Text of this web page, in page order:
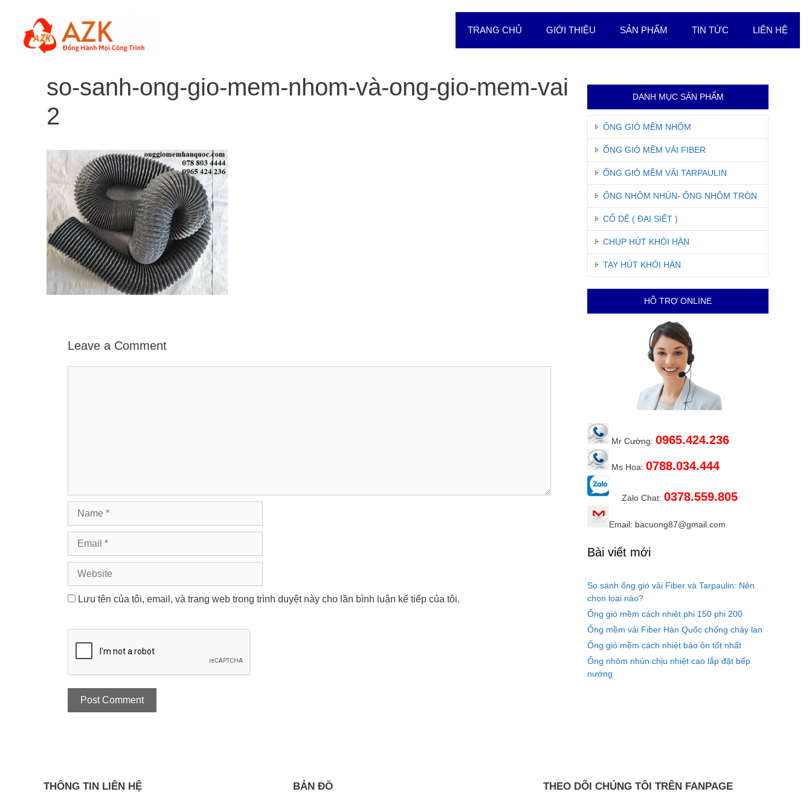
content
TRANG CHỦ GIỚI THIỆU SẢN PHẨM TIN TỨC LIÊN HỆ
so-sanh-ong-gio-mem-nhom-và-ong-gio-mem-vai
2
Leave a Comment
Name
Email
Website
Lưu tên của tôi, email, và trang web trong trình duyệt này cho lần bình luận kế tiếp của tôi.
DANH MỤC SẢN PHẨM
ỐNG GIÓ MỀM NHÔM
ỐNG GIÓ MỀM VẢI FIBER
ỐNG GIÓ MỀM VẢI TARPAULIN
ỐNG NHÔM NHÚN- ỐNG NHÔM TRÒN
CỔ DÊ ( ĐAI SIẾT )
CHỤP HÚT KHÓI HÀN
TAY HÚT KHÓI HÀN
HỖ TRỢ ONLINE
Mr Cường: 0965.424.236
Ms Hoa: 0788.034.444
Zalo Chat: 0378.559.805
Email: bacuong87@gmail.com
Bài viết mới
So sánh ống gió vải Fiber và Tarpaulin: Nên
chọn loại nào?
Ống gió mềm cách nhiệt phi 150 phi 200
Ống mềm vải Fiber Hàn Quốc chống cháy lan
Ống gió mềm cách nhiệt bảo ôn tốt nhất
Ống nhôm nhún chịu nhiệt cao lắp đặt bếp
nướng
THÔNG TIN LIÊN HỆ BẢN ĐỒ THEO DÕI CHÚNG TÔI TRÊN FANPAGE